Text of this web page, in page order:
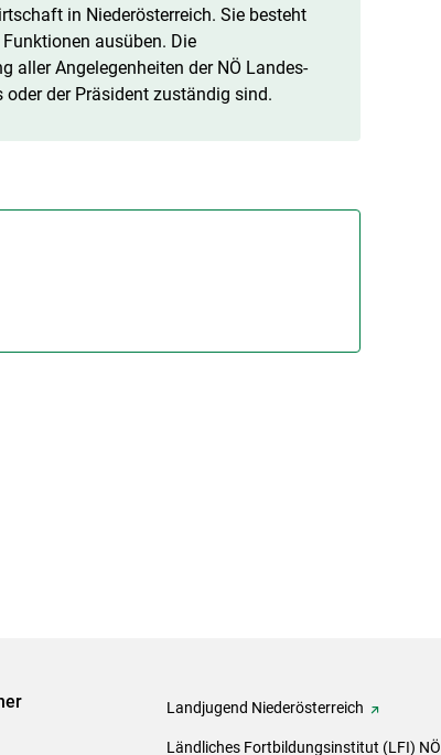
in Niederösterreich. Sie besteht
ausüben. Die
aller Angelegenheiten der NÖ Landes-
der Präsident zuständig sind.
Landjugend Niederösterreich
Ländliches Fortbildungsinstitut (LFI) NÖ